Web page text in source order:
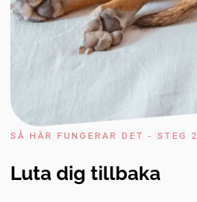
SÅ HÄR FUNGERAR DET - STEG 2
Luta dig tillbaka